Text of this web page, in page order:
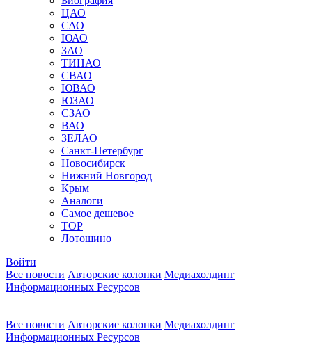
ЦАО
САО
ЮАО
ЗАО
ТИНАО
СВАО
ЮВАО
ЮЗАО
СЗАО
ВАО
ЗЕЛАО
Санкт-Петербург
Новосибирск
Нижний Новгород
Крым
Аналоги
Самое дешевое
TOP
Лотошино
Войти
Все новости Авторские колонки Медиахолдинг
Информационных Ресурсов
Все новости Авторские колонки Медиахолдинг
Информационных Ресурсов